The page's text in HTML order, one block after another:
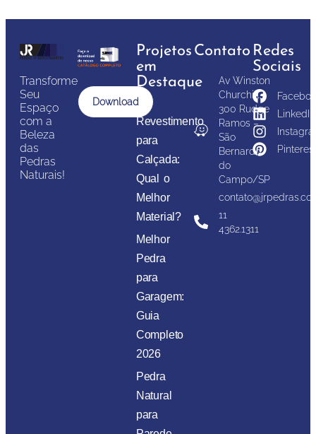
Transforme
Seu
Espaço
com a
Beleza
das
Pedras
Naturais!
Download
Projetos
em
Destaque
Revestimento
para
Calçada:
Qual o
Melhor
Material?
Melhor
Pedra
para
Garagem:
Guia
Completo
2026
Pedra
Natural
para
Contato
Av Winston
Churchill,
300 Rudge
Ramos –
São
Bernardo
do
Campo/SP
11
4362.1311
Redes
Sociais
LinkedIn
Pinterest